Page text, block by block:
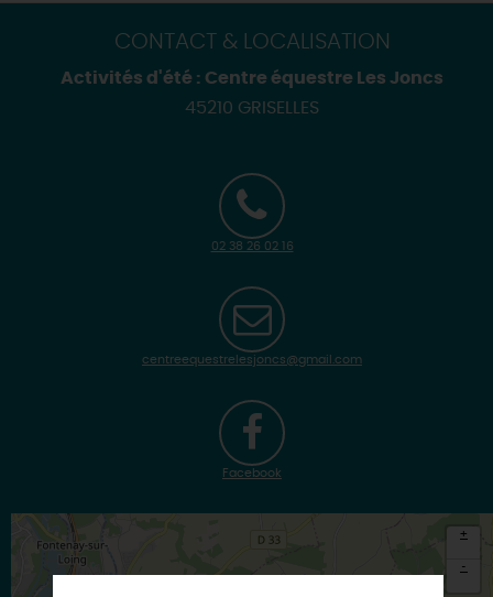
CONTACT & LOCALISATION
Activités d'été : Centre équestre Les Joncs
45210 GRISELLES
02 38 26 02 16
centreequestrelesjoncs@gmail.com
Facebook
+
-